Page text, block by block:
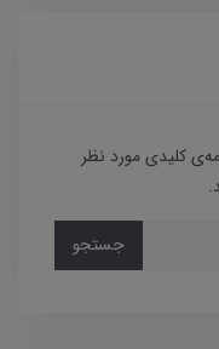
کلیدی مورد نظر
جستجو